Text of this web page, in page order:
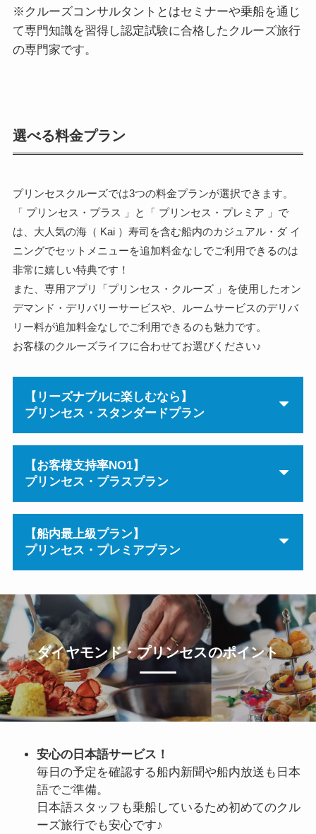
※クルーズコンサルタントとはセミナーや乗船を通じ
て専門知識を習得し認定試験に合格したクルーズ旅行
の専門家です。
選べる料金プラン
プリンセスクルーズでは3つの料金プランが選択できます。
「 プリンセス・プラス 」と「 プリンセス・プレミア 」で
は、大人気の海（ Kai ）寿司を含む船内のカジュアル・ダ イ
ニングでセットメニューを追加料金なしでご利用できるのは
非常に嬉しい特典です！
また、専用アプリ「プリンセス・クルーズ 」を使用したオン
デマンド・デリバリーサービスや、ルームサービスのデリバ
リー料が追加料金なしでご利用できるのも魅力です。
お客様のクルーズライフに合わせてお選びください♪
【リーズナブルに楽しむなら】
プリンセス・スタンダードプラン
【お客様支持率NO1】
プリンセス・プラスプラン
【船内最上級プラン】
プリンセス・プレミアプラン
ダイヤモンド・プリンセスのポイント
安心の日本語サービス！
毎日の予定を確認する船内新聞や船内放送も日本
語でご準備。
日本語スタッフも乗船しているため初めてのクル
ーズ旅行でも安心です♪